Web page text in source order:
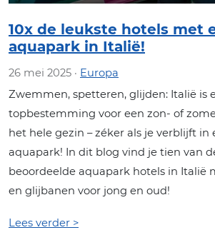
10x de leukste hotels met
aquapark in Italië!
26 mei 2025 · Europa
Zwemmen, spetteren, glijden: Italië is
topbestemming voor een zon- of
het hele gezin – zéker als je verblijft
aquapark! In dit blog vind je tien van
beoordeelde aquapark hotels in Italië
en glijbanen voor jong en oud!
Lees verder >